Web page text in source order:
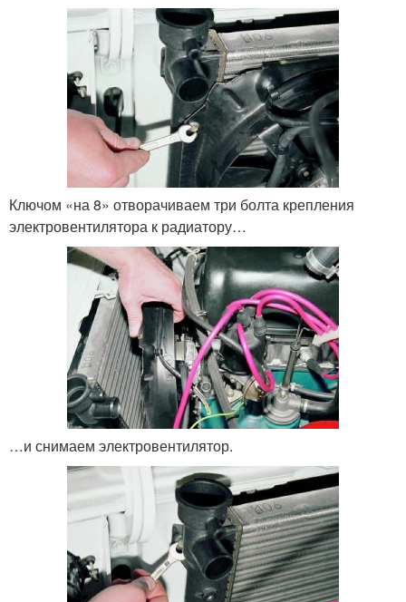
Ключом «на 8» отворачиваем три болта крепления
электровентилятора к радиатору…
…и снимаем электровентилятор.